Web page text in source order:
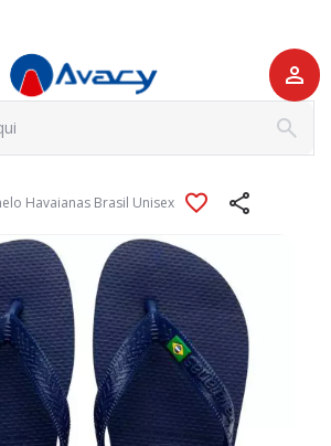
Havaianas Brasil Unisex